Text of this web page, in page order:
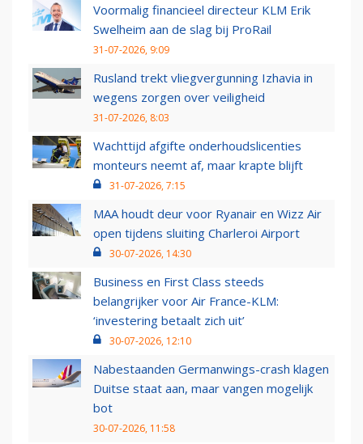
Voormalig financieel directeur KLM Erik
Swelheim aan de slag bij ProRail
31-07-2026, 9:09
Rusland trekt vliegvergunning Izhavia in
wegens zorgen over veiligheid
31-07-2026, 8:03
Wachttijd afgifte onderhoudslicenties
monteurs neemt af, maar krapte blijft
31-07-2026, 7:15
MAA houdt deur voor Ryanair en Wizz Air
open tijdens sluiting Charleroi Airport
30-07-2026, 14:30
Business en First Class steeds
belangrijker voor Air France-KLM:
‘investering betaalt zich uit’
30-07-2026, 12:10
Nabestaanden Germanwings-crash klagen
Duitse staat aan, maar vangen mogelijk
bot
30-07-2026, 11:58